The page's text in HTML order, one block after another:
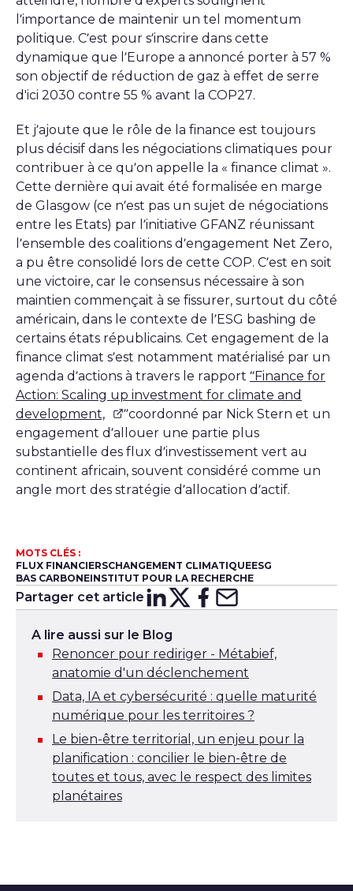
l’importance de maintenir un tel momentum
politique. C’est pour s’inscrire dans cette
dynamique que l’Europe a annoncé porter à 57 %
son objectif de réduction de gaz à effet de serre
d'ici 2030 contre 55 % avant la COP27.
Et j’ajoute que le rôle de la finance est toujours
plus décisif dans les négociations climatiques pour
contribuer à ce qu’on appelle la « finance climat ».
Cette dernière qui avait été formalisée en marge
de Glasgow (ce n’est pas un sujet de négociations
entre les Etats) par l’initiative GFANZ réunissant
l’ensemble des coalitions d’engagement Net Zero,
a pu être consolidé lors de cette COP. C’est en soit
une victoire, car le consensus nécessaire à son
maintien commençait à se fissurer, surtout du côté
américain, dans le contexte de l’ESG bashing de
certains états républicains. Cet engagement de la
finance climat s’est notamment matérialisé par un
agenda d’actions à travers le rapport “Finance for
Action: Scaling up investment for climate and
development,
”coordonné par Nick Stern et un
engagement d’allouer une partie plus
substantielle des flux d’investissement vert au
continent africain, souvent considéré comme un
angle mort des stratégie d’allocation d’actif.
MOTS CLÉS :
FLUX FINANCIERSCHANGEMENT CLIMATIQUEESG
BAS CARBONEINSTITUT POUR LA RECHERCHE
Partager cet article Partager sur
Partager surX
Partager
Partager
A lire aussi sur le Blog
Renoncer pour rediriger - Métabief,
anatomie d'un déclenchement
Data, IA et cybersécurité : quelle maturité
numérique pour les territoires ?
Le bien-être territorial, un enjeu pour la
planification : concilier le bien-être de
toutes et tous, avec le respect des limites
planétaires